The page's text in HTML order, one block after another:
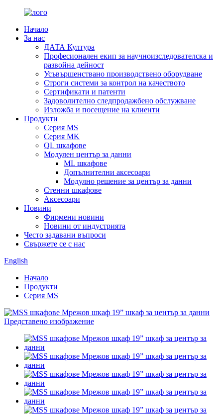
Начало
За нас
ДАТА Култура
Професионален екип за научноизследователска и
развойна дейност
Усъвършенствано производствено оборудване
Строги системи за контрол на качеството
Сертификати и патенти
Задоволително следпродажбено обслужване
Изложба и посещение на клиенти
Продукти
Серия MS
Серия MK
QL шкафове
Модулен център за данни
ML шкафове
Допълнителни аксесоари
Модулно решение за център за данни
Стенни шкафове
Аксесоари
Новини
Фирмени новини
Новини от индустрията
Често задавани въпроси
Свържете се с нас
English
Начало
Продукти
Серия MS